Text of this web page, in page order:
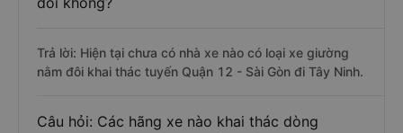
Trả lời: Hiện tại chưa có nhà xe nào có loại xe giường
nằm đôi khai thác tuyến Quận 12 - Sài Gòn đi Tây Ninh.
Câu hỏi: Các hãng xe nào khai thác dòng